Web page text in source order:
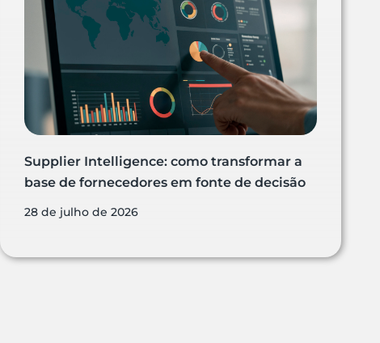
Supplier Intelligence: como transformar a
base de fornecedores em fonte de decisão
28 de julho de 2026